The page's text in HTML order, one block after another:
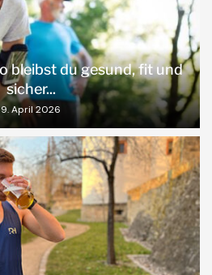
bleibst du gesund, fit und
sicher...
9. April 2026